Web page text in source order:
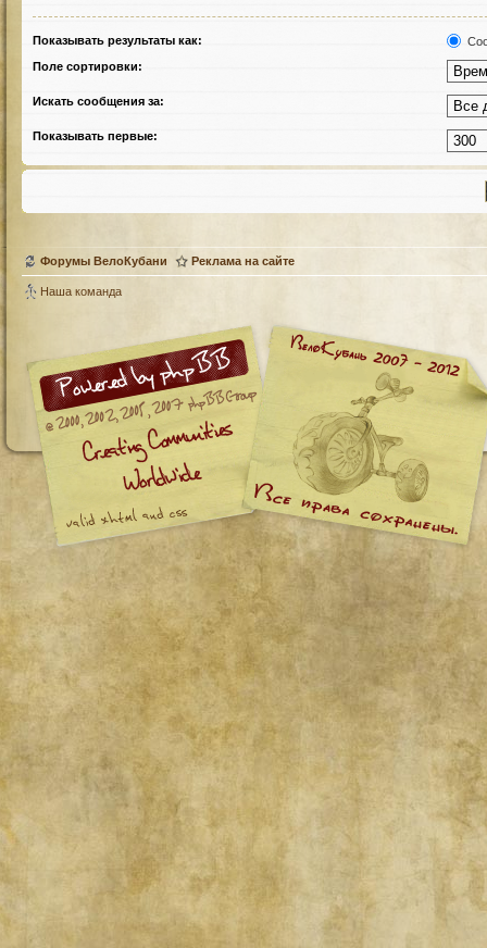
Показывать результаты как:
Поле сортировки:
Искать сообщения за:
Показывать первые:
Форумы ВелоКубани Реклама на сайте
Наша команда